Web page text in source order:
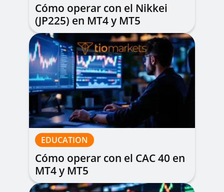
Cómo operar con el Nikkei
(JP225) en MT4 y MT5
EDUCATION
Cómo operar con el CAC 40 en
MT4 y MT5